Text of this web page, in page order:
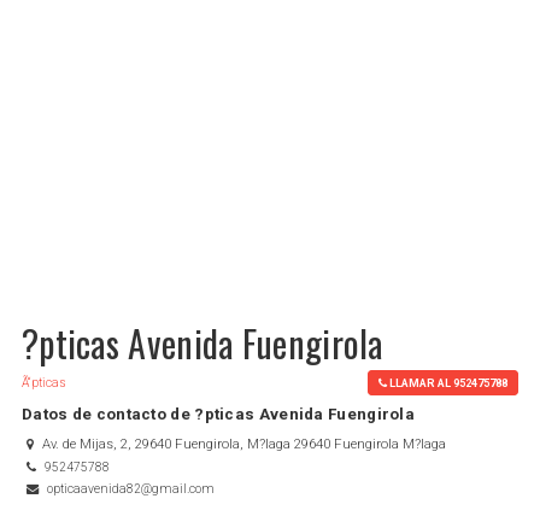
?pticas Avenida Fuengirola
Ã“pticas LLAMAR AL 952475788
Datos de contacto de ?pticas Avenida Fuengirola
Av. de Mijas, 2, 29640 Fuengirola, M?laga 29640 Fuengirola M?laga
952475788
opticaavenida82@gmail.com